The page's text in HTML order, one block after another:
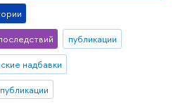
публикации
надбавки
публикации